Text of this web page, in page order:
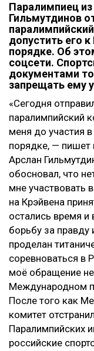
Паралимпиец
Гильмутдинов
допустить его
порядке. Об
соцсети.
документами
запрещать ему
«Сегодня
паралимпийский
меня до участия
порядке, — пишет
Арслан
обосновал, что
мне участвовать
на Крэйвена
остались время
борьбу за
проделан
соревноваться в
моё обращение
Международном
После того как
комитет
Паралимпийских
российские